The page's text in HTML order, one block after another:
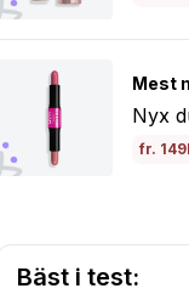
Mest
Nyx
fr.
Bäst i test: